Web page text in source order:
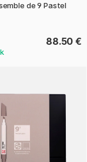
de 9 Pastel
88.50 €